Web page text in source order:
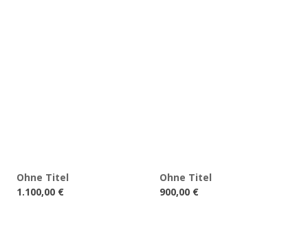
Ohne Titel
1.100,00 €
Ohne Titel
900,00 €